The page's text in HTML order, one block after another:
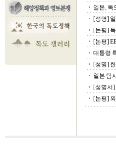
일본, 독
[성명]
[논평]
[논평]
대통령
[성명]
일본 탐
[성명서]
[논평]